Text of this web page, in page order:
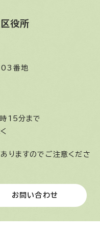
役所
番地
15分まで
りますのでご注意くださ
お問い合わせ